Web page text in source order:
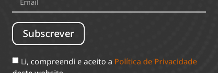
Li, compreendi e aceito a Política de Privacidade
Subscrever